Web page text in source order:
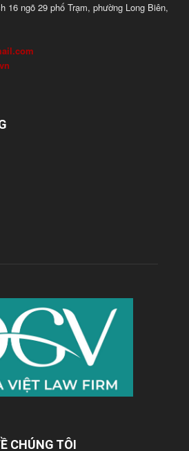
16 ngõ 29 phố Trạm, phường Long Biên,
CHÚNG TÔI